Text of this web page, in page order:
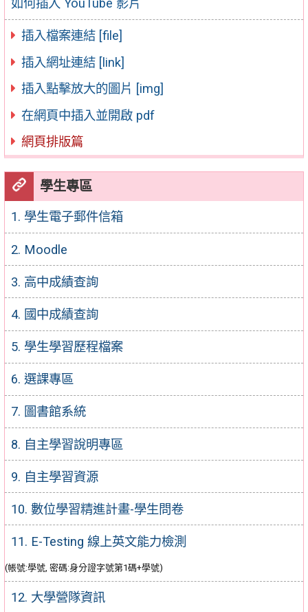
如何插入 YouTube 影片
插入檔案連結 [file]
插入網址連結 [link]
插入點擊放大的圖片 [img]
在網頁中插入並開啟 pdf
網頁排版篇
學生專區
1. 學生電子郵件信箱
2. Moodle
3. 高中成績查詢
4. 國中成績查詢
5. 學生學習歷程檔案
6. 選課專區
7. 圖書館系統
8. 自主學習說明專區
9. 自主學習資源
10. 數位學習精進計畫-學生問卷
11. E-Testing 線上英文能力檢測
(帳號:學號, 密碼:身分證字號第1碼+學號)
12. 大學營隊資訊